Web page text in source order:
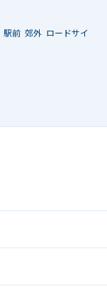
駅前 郊外 ロードサイ